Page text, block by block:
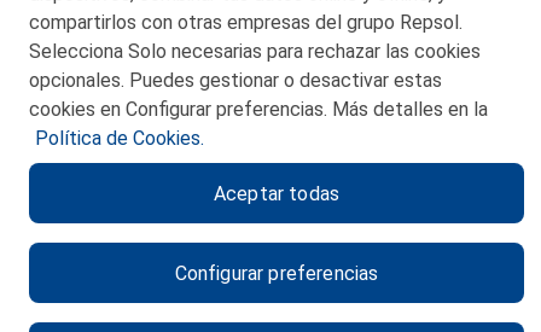
CONTACTO
POLITICA DE PRIVACIDAD
AVISO LEGAL
POLITICA DE COOKIES
compartirlos con otras empresas del grupo Repsol.
Selecciona Solo necesarias para rechazar las cookies
opcionales. Puedes gestionar o desactivar estas
cookies en Configurar preferencias. Más detalles en la
Política de Cookies.
Configurar preferencias
Aceptar todas